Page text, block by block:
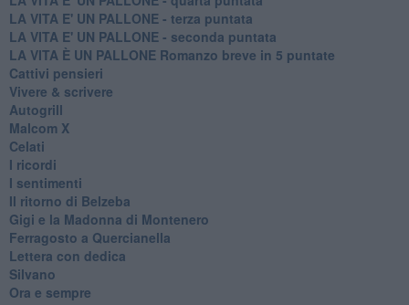
LA VITA E' UN PALLONE - terza puntata
LA VITA E' UN PALLONE - seconda puntata
LA VITA È UN PALLONE Romanzo breve in 5 puntate
Cattivi pensieri
Vivere & scrivere
Autogrill
Malcom X
Celati
I ricordi
I sentimenti
Il ritorno di Belzeba
Gigi e la Madonna di Montenero
Ferragosto a Quercianella
Lettera con dedica
Silvano
Ora e sempre